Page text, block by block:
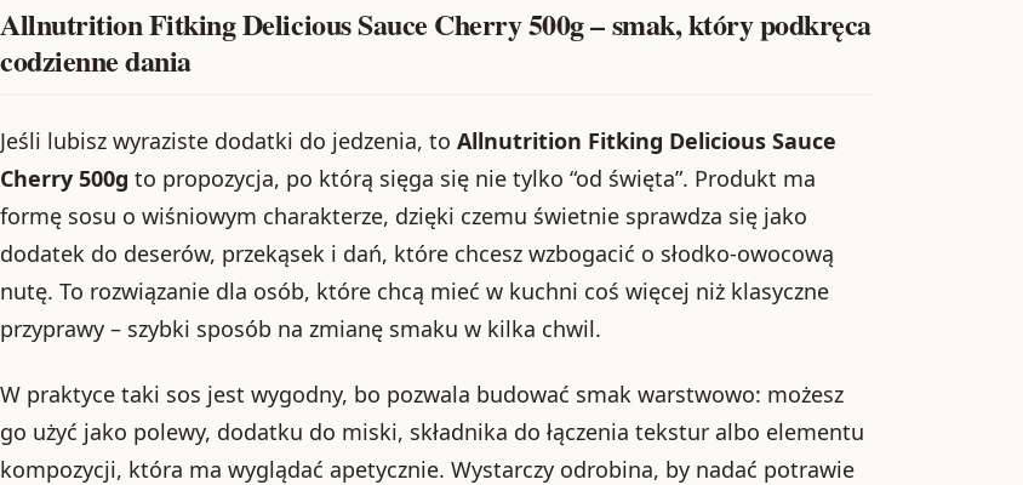
Allnutrition Fitking Delicious Sauce Cherry 500g – smak, który podkręca
codzienne dania
Jeśli lubisz wyraziste dodatki do jedzenia, to Allnutrition Fitking Delicious Sauce
Cherry 500g to propozycja, po którą sięga się nie tylko “od święta”. Produkt ma
formę sosu o wiśniowym charakterze, dzięki czemu świetnie sprawdza się jako
dodatek do deserów, przekąsek i dań, które chcesz wzbogacić o słodko-owocową
nutę. To rozwiązanie dla osób, które chcą mieć w kuchni coś więcej niż klasyczne
przyprawy – szybki sposób na zmianę smaku w kilka chwil.
W praktyce taki sos jest wygodny, bo pozwala budować smak warstwowo: możesz
go użyć jako polewy, dodatku do miski, składnika do łączenia tekstur albo elementu
kompozycji, która ma wyglądać apetycznie. Wystarczy odrobina, by nadać potrawie